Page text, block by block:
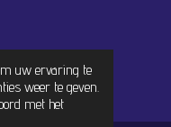
uw ervaring te
weer te geven.
met het